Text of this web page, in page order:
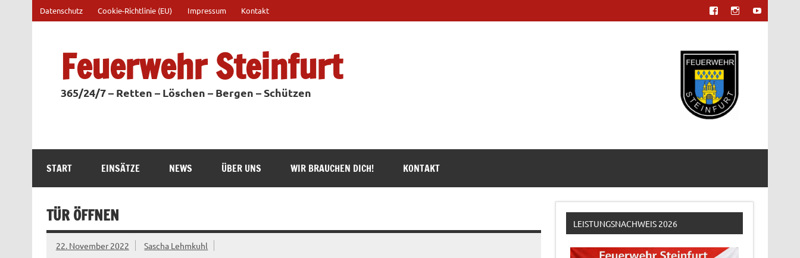
springen
Datenschutz Cookie-Richtlinie (EU) Impressum Kontakt
Feuerwehr Steinfurt
365/24/7 – Retten – Löschen – Bergen – Schützen
START EINSÄTZE NEWS ÜBER UNS WIR BRAUCHEN DICH! KONTAKT
TÜR ÖFFNEN
22. November 2022 Sascha Lehmkuhl
LEISTUNGSNACHWEIS 2026